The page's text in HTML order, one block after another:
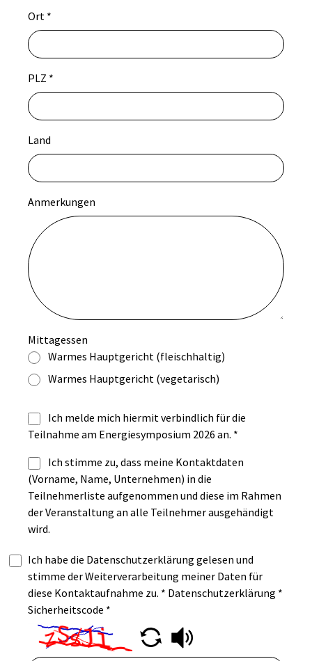
Ort *
PLZ *
Land
Anmerkungen
Mittagessen
Warmes Hauptgericht (fleischhaltig)
Warmes Hauptgericht (vegetarisch)
Ich melde mich hiermit verbindlich für die
Teilnahme am Energiesymposium 2026 an. *
Ich stimme zu, dass meine Kontaktdaten
(Vorname, Name, Unternehmen) in die
Teilnehmerliste aufgenommen und diese im Rahmen
der Veranstaltung an alle Teilnehmer ausgehändigt
wird.
Ich habe die Datenschutzerklärung gelesen und
stimme der Weiterverarbeitung meiner Daten für
diese Kontaktaufnahme zu. * Datenschutzerklärung *
Sicherheitscode *